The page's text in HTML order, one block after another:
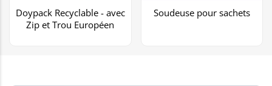
Doypack Recyclable - avec
Zip et Trou Européen
Soudeuse pour sachets